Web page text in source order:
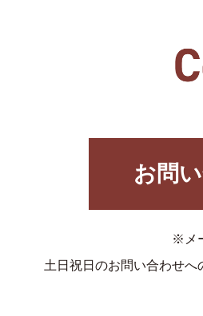
お問
※メ
土日祝日のお問い合わせへ